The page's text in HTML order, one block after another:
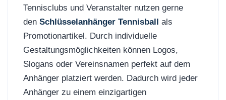
Tennisclubs und Veranstalter nutzen gerne
den Schlüsselanhänger Tennisball als
Promotionartikel. Durch individuelle
Gestaltungsmöglichkeiten können Logos,
Slogans oder Vereinsnamen perfekt auf dem
Anhänger platziert werden. Dadurch wird jeder
Anhänger zu einem einzigartigen